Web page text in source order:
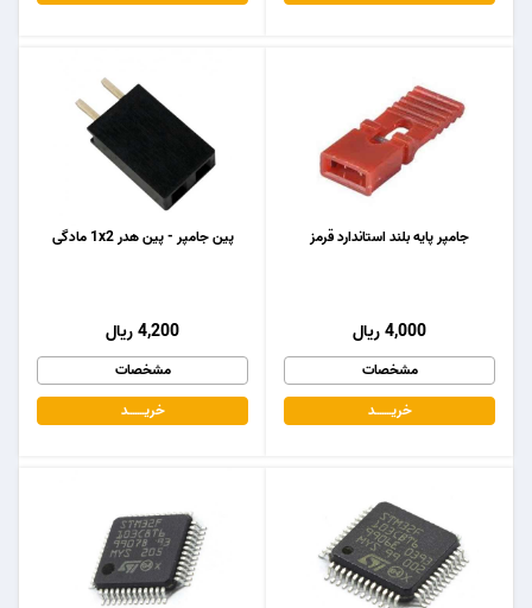
پین جامپر - پین هدر 1x2 مادگی
4,200 ریال
مشخصات
خریـــــــد
جامپر پایه بلند استاندارد قرمز
4,000 ریال
مشخصات
خریـــــــد